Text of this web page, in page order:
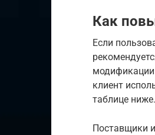
Как
Если
модификации
клиент
таблице ниже.
Поставщики